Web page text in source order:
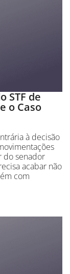
STF de
o Caso
à decisão
do senador
acabar não
com